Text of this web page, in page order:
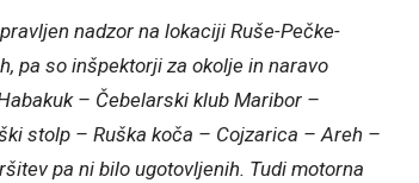
nadzor na lokaciji Ruše-Pečke-
pa so inšpektorji za okolje in naravo
– Čebelarski klub Maribor –
stolp – Ruška koča – Cojzarica – Areh –
pa ni bilo ugotovljenih. Tudi motorna